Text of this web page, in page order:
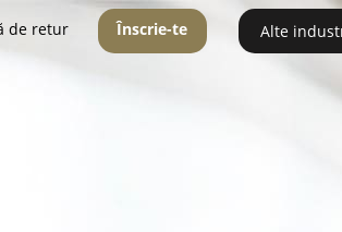
de retur Înscrie-te Alte